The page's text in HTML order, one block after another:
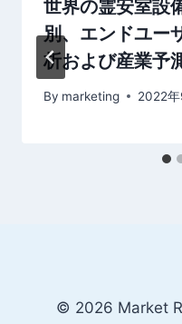
世界の霊安室設
別、エンドユー
析および産業予
By marketing 2022
© 2026 Market